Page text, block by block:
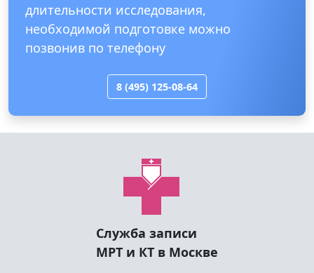
длительности исследования,
необходимой подготовке можно
позвонив по телефону
8 (495) 125-08-64
Служба записи
МРТ и КТ в Москве